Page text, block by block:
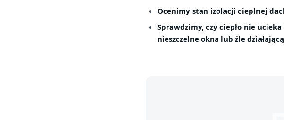
Ocenimy stan izolacji cieplnej
Sprawdzimy, czy ciepło nie
nieszczelne okna lub źle